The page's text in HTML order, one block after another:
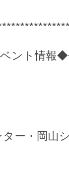
ベント情報
ー・岡山